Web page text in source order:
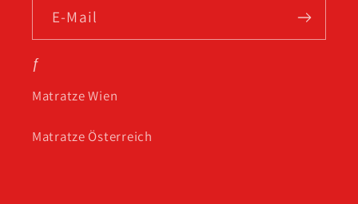
E-Mail
ƒ
Matratze Wien
Matratze Österreich